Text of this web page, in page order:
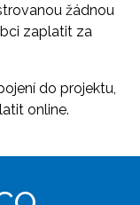
žádnou
zaplatit za
do projektu,
online.